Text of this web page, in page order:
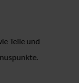
Teile und